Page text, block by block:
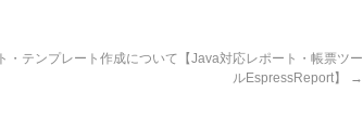
・テンプレート作成について【Java対応レポート・帳票ツー
ルEspressReport】
→